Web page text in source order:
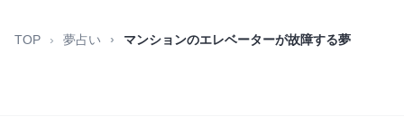
TOP 夢占い マンションのエレベーターが故障する夢